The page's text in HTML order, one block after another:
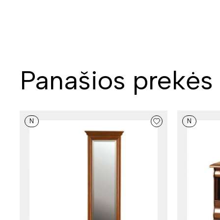
Panašios prekės
N N